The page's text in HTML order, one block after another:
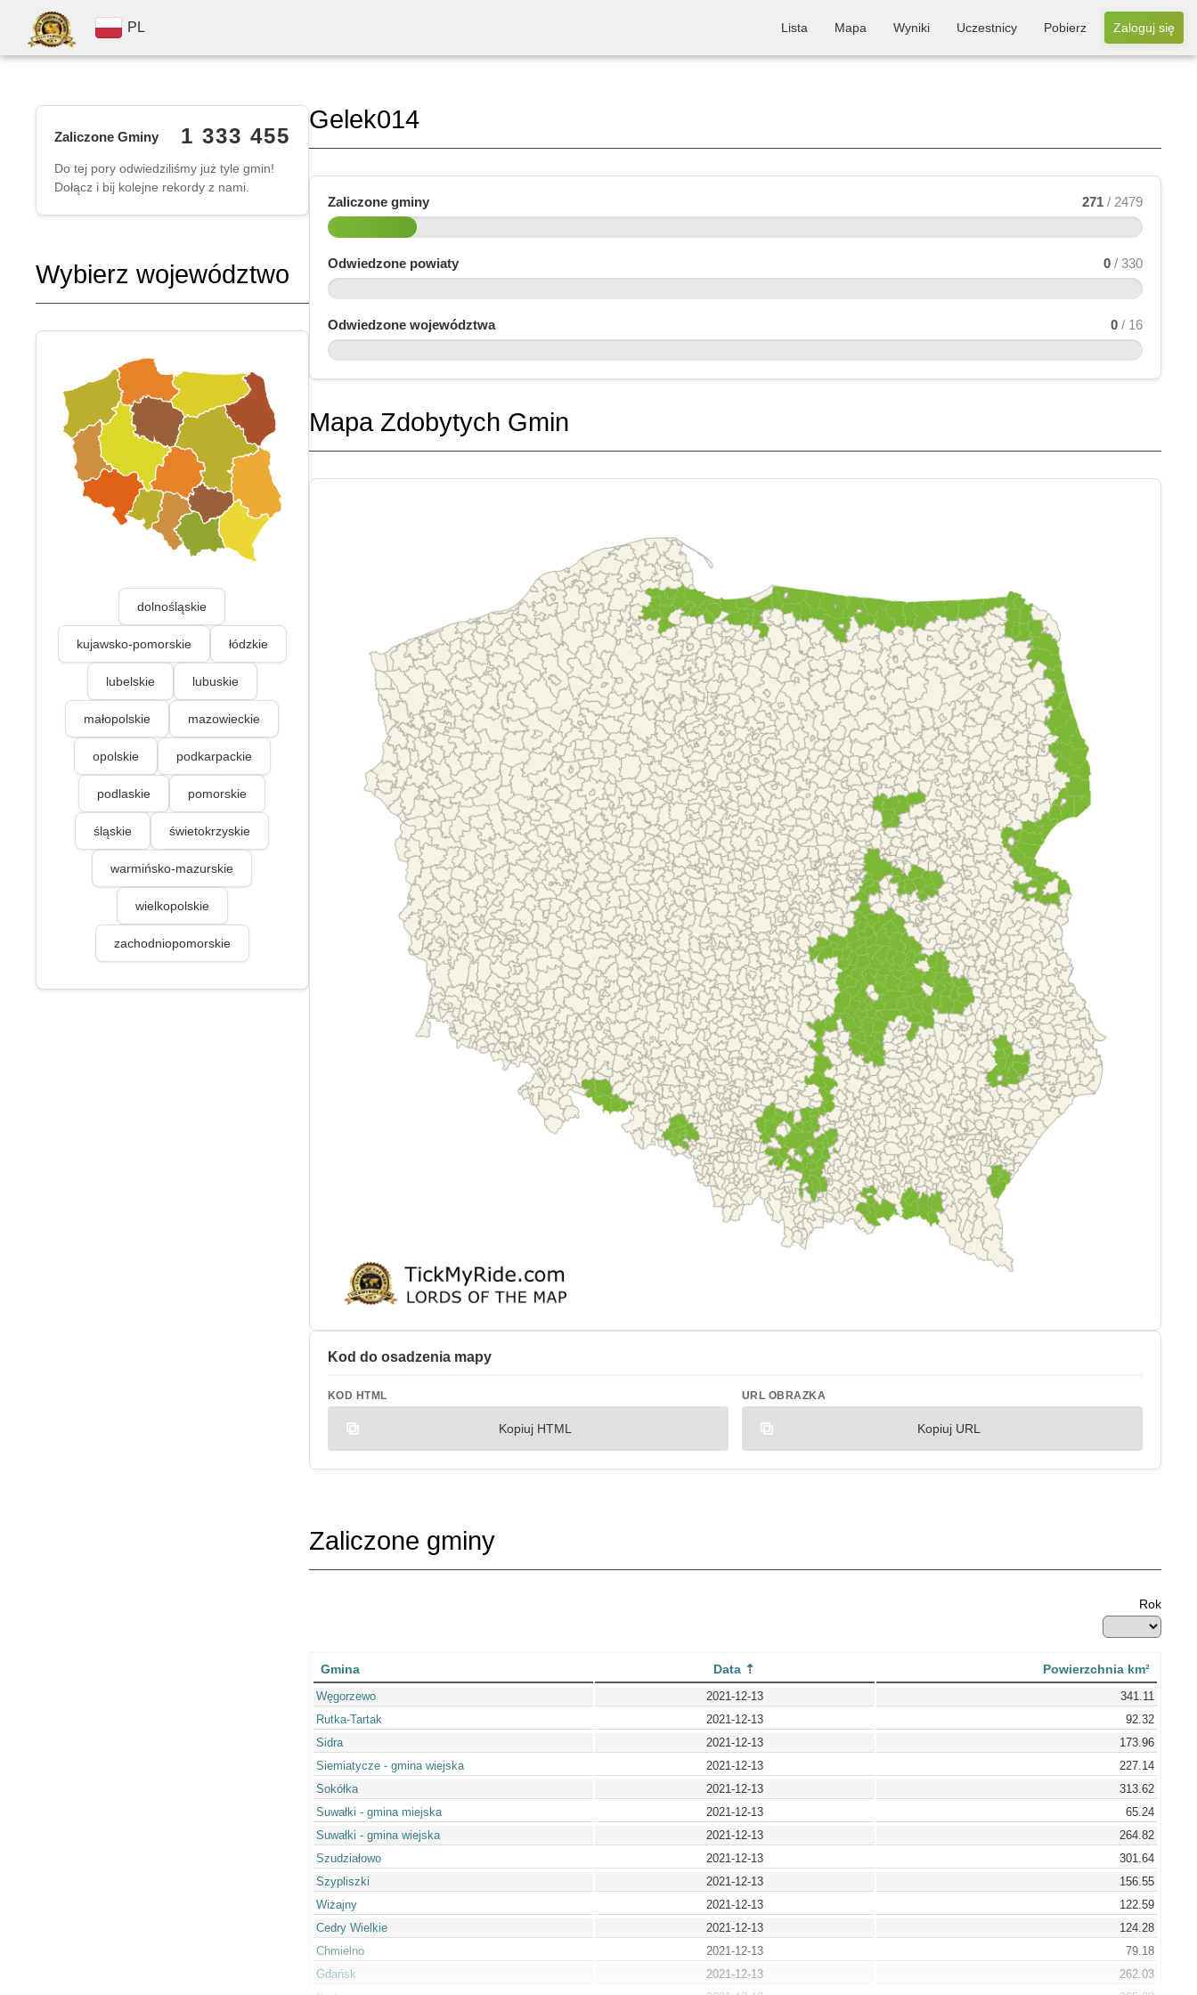
PL Lista Mapa Wyniki Uczestnicy Pobierz Zaloguj się
Zaliczone Gminy 1 333 455
Do tej pory odwiedziliśmy już tyle gmin!
Dołącz i bij kolejne rekordy z nami.
Wybierz województwo
dolnośląskie
kujawsko-pomorskie łódzkie
lubelskie lubuskie
małopolskie mazowieckie
opolskie podkarpackie
podlaskie pomorskie
śląskie świetokrzyskie
warmińsko-mazurskie
wielkopolskie
zachodniopomorskie
Gelek014
Zaliczone gminy 271 / 2479
Odwiedzone powiaty 0 / 330
Odwiedzone województwa 0 / 16
Mapa Zdobytych Gmin
Kod do osadzenia mapy
KOD HTML
Kopiuj HTML
URL OBRAZKA
Kopiuj URL
Zaliczone gminy
Rok
Gmina Data Powierzchnia km²
Węgorzewo 2021-12-13
341.11
Rutka-Tartak
2021-12-13
92.32
Sidra
2021-12-13
173.96
Siemiatycze - gmina wiejska
2021-12-13
227.14
Sokółka
2021-12-13
313.62
Suwałki - gmina miejska
2021-12-13
65.24
Suwałki - gmina wiejska
2021-12-13
264.82
Szudziałowo
2021-12-13
301.64
Szypliszki
2021-12-13
156.55
Wiżajny
2021-12-13
122.59
Cedry Wielkie
2021-12-13
124.28
Chmielno
2021-12-13
79.18
Gdańsk
2021-12-13
262.03